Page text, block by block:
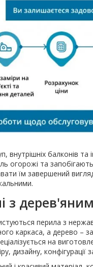
внутрішніх балконів
огорожі та
їм завершений
з
перила з
каркаса, а дерево –
на
дизайну, конфігурації